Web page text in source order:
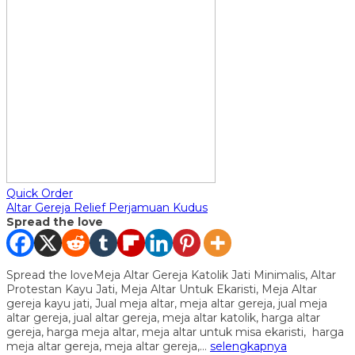
Quick Order
Altar Gereja Relief Perjamuan Kudus
Spread the love
Spread the loveMeja Altar Gereja Katolik Jati Minimalis, Altar
Protestan Kayu Jati, Meja Altar Untuk Ekaristi, Meja Altar
gereja kayu jati, Jual meja altar, meja altar gereja, jual meja
altar gereja, jual altar gereja, meja altar katolik, harga altar
gereja, harga meja altar, meja altar untuk misa ekaristi, harga
meja altar gereja, meja altar gereja,… selengkapnya